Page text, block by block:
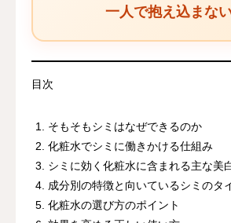
一人で抱え込まな
目次
そもそもシミはなぜできるのか
化粧水でシミに働きかける仕組み
シミに効く化粧水に含まれる主な美
成分別の特徴と向いているシミのタ
化粧水の選び方のポイント